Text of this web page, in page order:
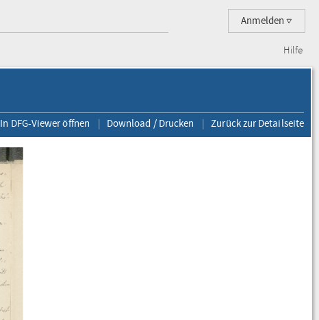
Anmelden
Hilfe
In DFG-Viewer öffnen Download / Drucken Zurück zur Detailseite